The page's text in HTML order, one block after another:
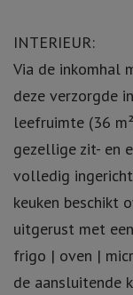
INTERIEUR:
Via de inkomhal
deze verzorgde
leefruimte (36
gezellige zit- en
volledig
keuken beschikt
uitgerust met
frigo | oven |
de aansluitende